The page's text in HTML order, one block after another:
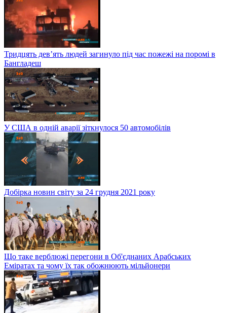
Тридцять дев’ять людей загинуло під час пожежі на поромі в
Бангладеш
У США в одній аварії зіткнулося 50 автомобілів
Добірка новин світу за 24 грудня 2021 року
Що таке верблюжі перегони в Об'єднаних Арабських
Еміратах та чому їх так обожнюють мільйонери